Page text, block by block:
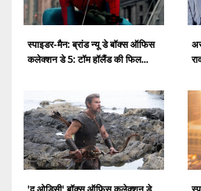
स्पाइडर-मैन: ब्रांड न्यू डे बॉक्स ऑफिस
कलेक्शन डे 5: टॉम हॉलैंड की फिल...